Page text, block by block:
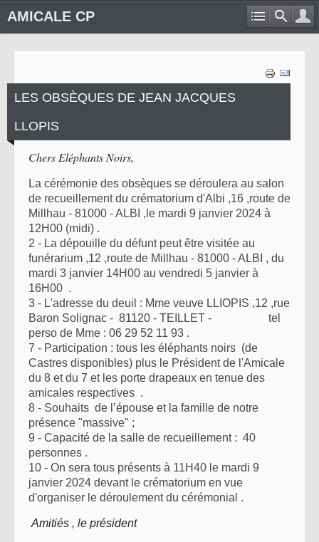
AMICALE CP
LES OBSÈQUES DE JEAN JACQUES
LLOPIS
Chers Eléphants Noirs,
La cérémonie des obsèques se déroulera au salon
de recueillement du crématorium d'Albi ,16 ,route de
Millhau - 81000 - ALBI ,le mardi 9 janvier 2024 à
12H00 (midi) .
2 - La dépouille du défunt peut être visitée au
funérarium ,12 ,route de Millhau - 81000 - ALBI , du
mardi 3 janvier 14H00 au vendredi 5 janvier à
16H00 .
3 - L'adresse du deuil : Mme veuve LLIOPIS ,12 ,rue
Baron Solignac - 81120 - TEILLET - tel
perso de Mme : 06 29 52 11 93 .
7 - Participation : tous les éléphants noirs (de
Castres disponibles) plus le Président de l'Amicale
du 8 et du 7 et les porte drapeaux en tenue des
amicales respectives .
8 - Souhaits de l’épouse et la famille de notre
présence "massive" ;
9 - Capacité de la salle de recueillement : 40
personnes .
10 - On sera tous présents à 11H40 le mardi 9
janvier 2024 devant le crématorium en vue
d'organiser le déroulement du cérémonial .
Amitiés , le président